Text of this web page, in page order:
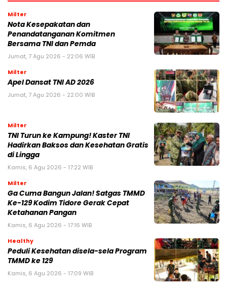
Milter
Nota Kesepakatan dan
Penandatanganan Komitmen
Bersama TNI dan Pemda
Jumat, 7 Agu 2026 - 22:06 WIB
Milter
Apel Dansat TNI AD 2026
Jumat, 7 Agu 2026 - 22:00 WIB
Milter
TNI Turun ke Kampung! Kaster TNI
Hadirkan Baksos dan Kesehatan Gratis
di Lingga
Kamis, 6 Agu 2026 - 17:22 WIB
Milter
Ga Cuma Bangun Jalan! Satgas TMMD
Ke-129 Kodim Tidore Gerak Cepat
Ketahanan Pangan
Kamis, 6 Agu 2026 - 17:16 WIB
Healthy
Peduli Kesehatan disela-sela Program
TMMD ke 129
Kamis, 6 Agu 2026 - 17:09 WIB